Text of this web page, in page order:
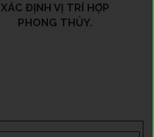
XÁC ĐỊNH VỊ TRÍ HỢP
PHONG THỦY.